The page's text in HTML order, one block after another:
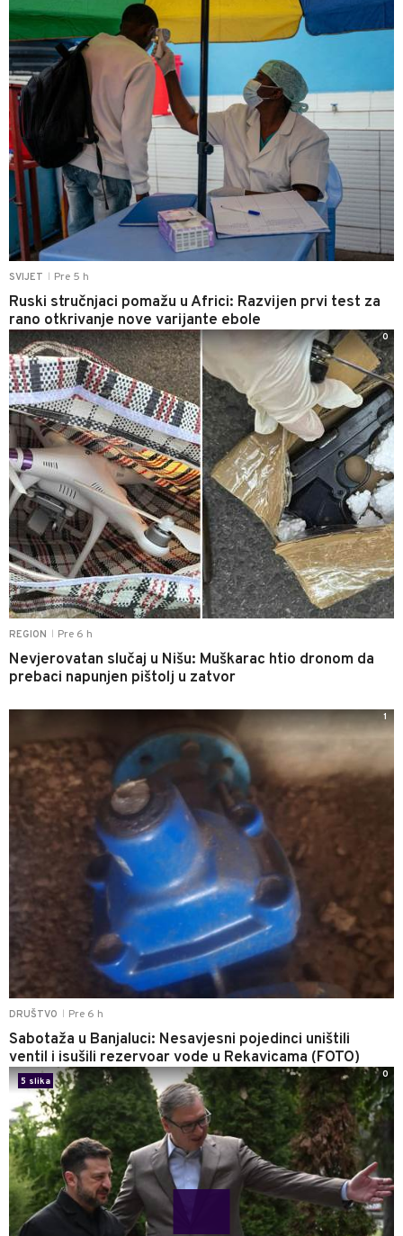
SVIJET Pre 5 h
Ruski stručnjaci pomažu u Africi: Razvijen prvi test za
rano otkrivanje nove varijante ebole
REGION Pre 6 h
Nevjerovatan slučaj u Nišu: Muškarac htio dronom da
prebaci napunjen pištolj u zatvor
0
DRUŠTVO Pre 6 h
Sabotaža u Banjaluci: Nesavjesni pojedinci uništili
ventil i isušili rezervoar vode u Rekavicama (FOTO)
1
5 slika
0